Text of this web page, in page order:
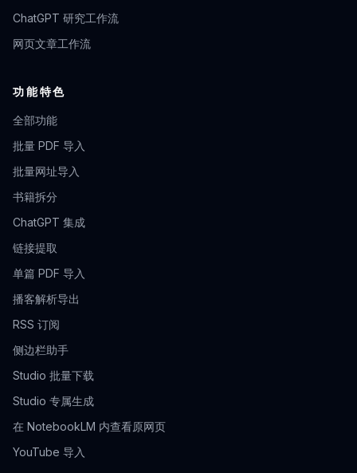
ChatGPT 研究工作流
网页文章工作流
功能特色
全部功能
批量 PDF 导入
批量网址导入
书籍拆分
ChatGPT 集成
链接提取
单篇 PDF 导入
播客解析导出
RSS 订阅
侧边栏助手
Studio 批量下载
Studio 专属生成
在 NotebookLM 内查看原网页
YouTube 导入